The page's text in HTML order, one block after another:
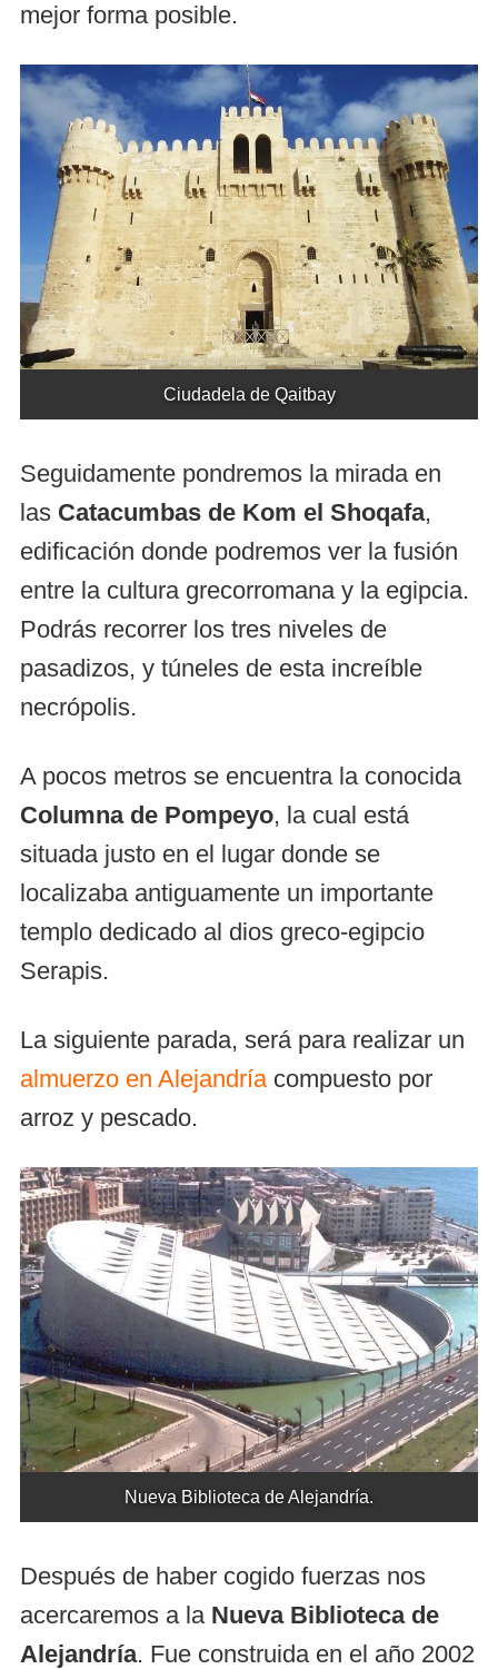
mejor forma posible.
Ciudadela de Qaitbay
Seguidamente pondremos la mirada en
las Catacumbas de Kom el Shoqafa,
edificación donde podremos ver la fusión
entre la cultura grecorromana y la egipcia.
Podrás recorrer los tres niveles de
pasadizos, y túneles de esta increíble
necrópolis.
A pocos metros se encuentra la conocida
Columna de Pompeyo, la cual está
situada justo en el lugar donde se
localizaba antiguamente un importante
templo dedicado al dios greco-egipcio
Serapis.
La siguiente parada, será para realizar un
almuerzo en Alejandría compuesto por
arroz y pescado.
Nueva Biblioteca de Alejandría.
Después de haber cogido fuerzas nos
acercaremos a la Nueva Biblioteca de
Alejandría. Fue construida en el año 2002